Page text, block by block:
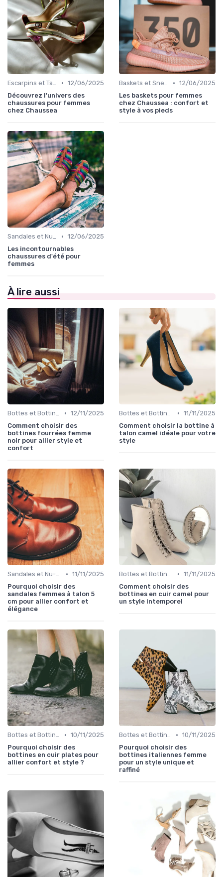
Escarpins et Talons • 12/06/2025
Découvrez l'univers des
chaussures pour femmes
chez Chaussea
Baskets et Sneakers • 12/06/2025
Les baskets pour femmes
chez Chaussea : confort et
style à vos pieds
Sandales et Nu-pieds • 12/06/2025
Les incontournables
chaussures d'été pour
femmes
À lire aussi
Bottes et Bottines • 12/11/2025
Comment choisir des
bottines fourrées femme
noir pour allier style et
confort
Bottes et Bottines • 11/11/2025
Comment choisir la bottine à
talon camel idéale pour votre
style
Sandales et Nu-pieds • 11/11/2025
Pourquoi choisir des
sandales femmes à talon 5
cm pour allier confort et
élégance
Bottes et Bottines • 11/11/2025
Comment choisir des
bottines en cuir camel pour
un style intemporel
Bottes et Bottines • 10/11/2025
Pourquoi choisir des
bottines en cuir plates pour
allier confort et style ?
Bottes et Bottines • 10/11/2025
Pourquoi choisir des
bottines italiennes femme
pour un style unique et
raffiné